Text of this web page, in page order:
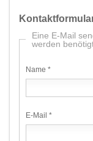
Eine E-Mail
werden
Name *
E-Mail *